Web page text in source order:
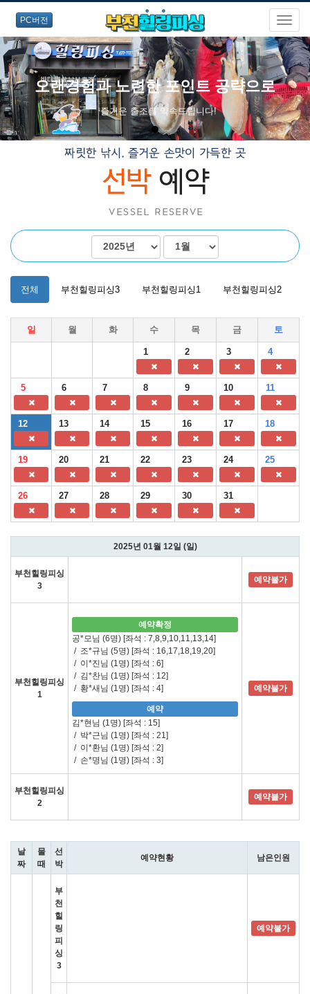
PC버전
오랜경험과 노련한 포인트 공략으로
즐거운 출조를 약속드립니다!
전체 부천힐링피싱3 부천힐링피싱1 부천힐링피싱2
일 월 화 수 목 금 토
1 2 3 4
5 6 7 8 9 10 11
12 13 14 15 16 17 18
19 20 21 22 23 24 25
26 27 28 29 30 31
2025년 01월 12일 (일)
부천힐링피싱
3
예약불가
부천힐링피싱
1
예약확정
공*모님 (6명) [좌석 : 7,8,9,10,11,13,14]
/ 조*규님 (5명) [좌석 : 16,17,18,19,20]
/ 이*진님 (1명) [좌석 : 6]
/ 김*찬님 (1명) [좌석 : 12]
/ 황*새님 (1명) [좌석 : 4]
예약
김*현님 (1명) [좌석 : 15]
/ 박*근님 (1명) [좌석 : 21]
/ 이*환님 (1명) [좌석 : 2]
/ 손*명님 (1명) [좌석 : 3]
예약불가
부천힐링피싱
2
예약불가
날
짜
물
때
선
박
예약현황 남은인원
부
천
힐
링
피
싱
3
예약불가